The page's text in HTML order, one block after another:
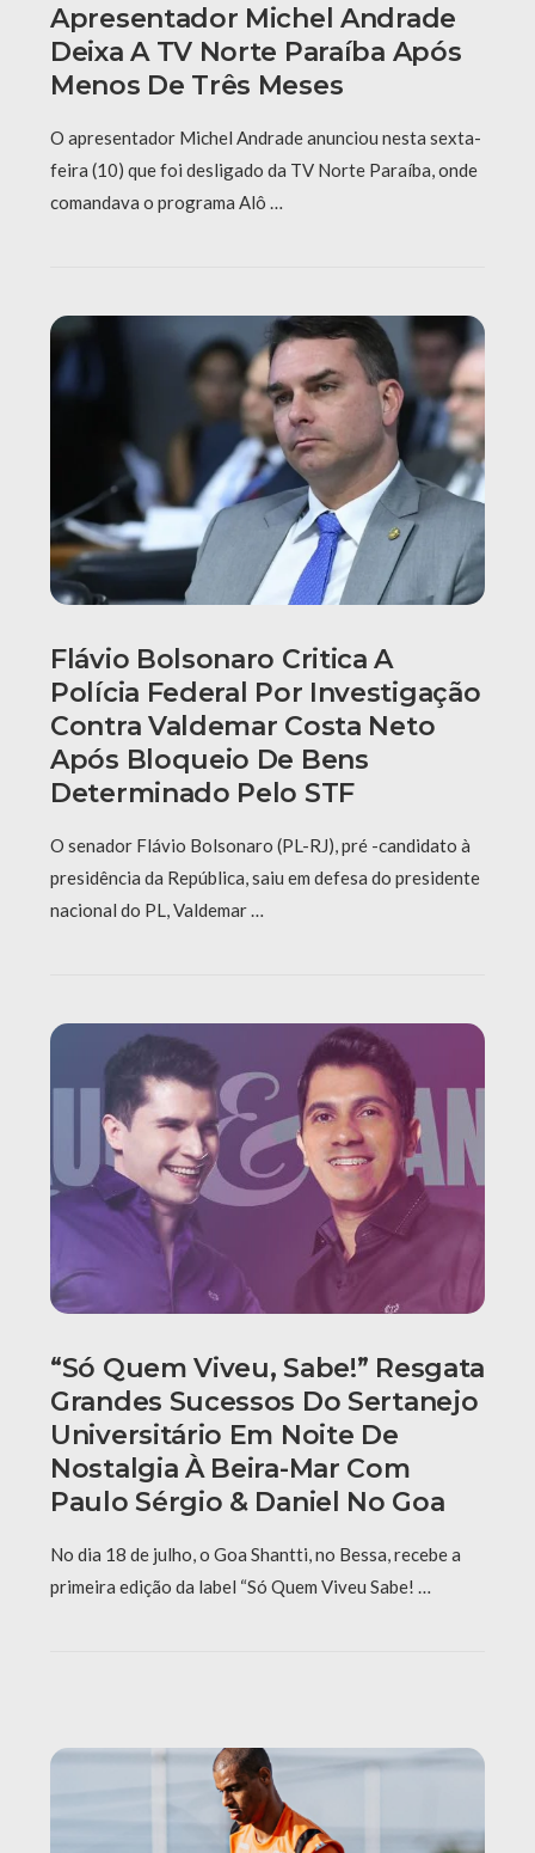
Apresentador Michel Andrade
Deixa A TV Norte Paraíba Após
Menos De Três Meses
O apresentador Michel Andrade anunciou nesta sexta-
feira (10) que foi desligado da TV Norte Paraíba, onde
comandava o programa Alô …
Flávio Bolsonaro Critica A
Polícia Federal Por Investigação
Contra Valdemar Costa Neto
Após Bloqueio De Bens
Determinado Pelo STF
O senador Flávio Bolsonaro (PL-RJ), pré -candidato à
presidência da República, saiu em defesa do presidente
nacional do PL, Valdemar …
“Só Quem Viveu, Sabe!” Resgata
Grandes Sucessos Do Sertanejo
Universitário Em Noite De
Nostalgia À Beira-Mar Com
Paulo Sérgio & Daniel No Goa
No dia 18 de julho, o Goa Shantti, no Bessa, recebe a
primeira edição da label “Só Quem Viveu Sabe! …